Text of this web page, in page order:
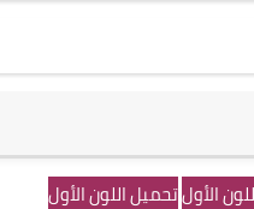
الأولتحميل اللون الأول